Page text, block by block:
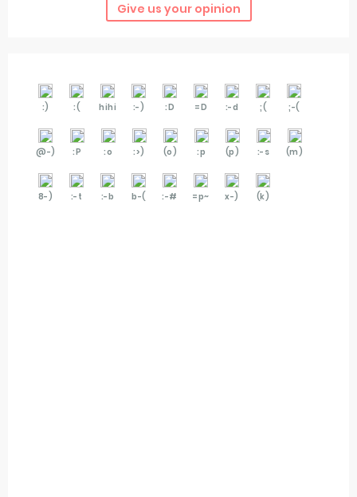
Give us your opinion
:) :( hihi :-) :D =D :-d ;( ;-(
@-) :P :o :>) (o) :p (p) :-s (m)
8-) :-t :-b b-( :-# =p~ x-) (k)